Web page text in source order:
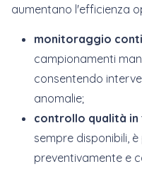
aumentano l'efficienza
monitoraggio
campionamenti
consentendo
anomalie;
controllo qualità in
sempre disponibili,
preventivamente e